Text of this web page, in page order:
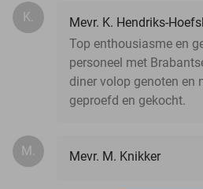
K.
Mevr. K. Hendriks-
Top enthousiasme en
personeel met
diner volop genoten en
geproefd en gekocht.
M. Mevr. M. Knikker